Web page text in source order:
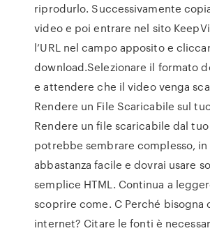
riprodurlo. Successivamente
video e poi entrare nel sito
l’URL nel campo apposito e
download.Selezionare il formato
e attendere che il video venga
Rendere un File Scaricabile sul
Rendere un file scaricabile dal
potrebbe sembrare complesso, in
abbastanza facile e dovrai usare
semplice HTML. Continua a
scoprire come. C Perché bisogna
internet? Citare le fonti è